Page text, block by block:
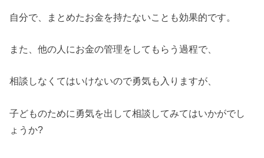
自分で、まとめたお金を持たないことも効果的です。
また、他の人にお金の管理をしてもらう過程で、
相談しなくてはいけないので勇気も入りますが、
子どものために勇気を出して相談してみてはいかがでし
ょうか?